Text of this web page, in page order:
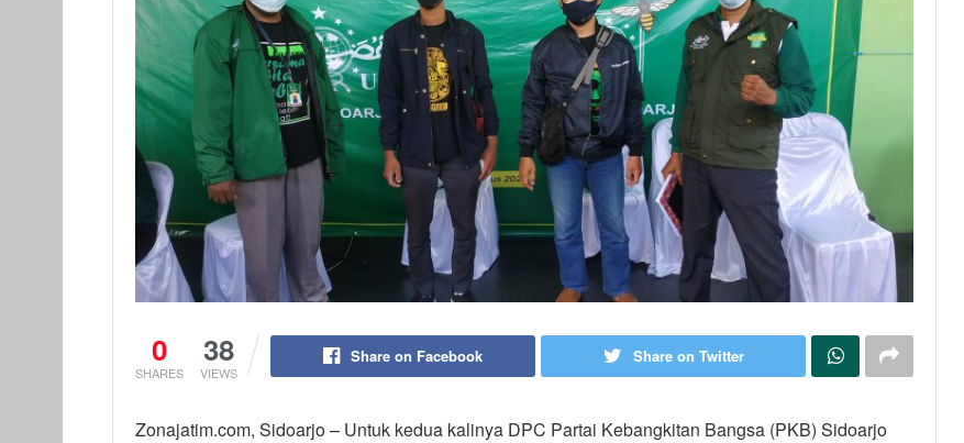
0
SHARES
38
VIEWS
Share on Facebook Share on Twitter
Zonajatim.com, Sidoarjo – Untuk kedua kalinya DPC Partai Kebangkitan Bangsa (PKB) Sidoarjo